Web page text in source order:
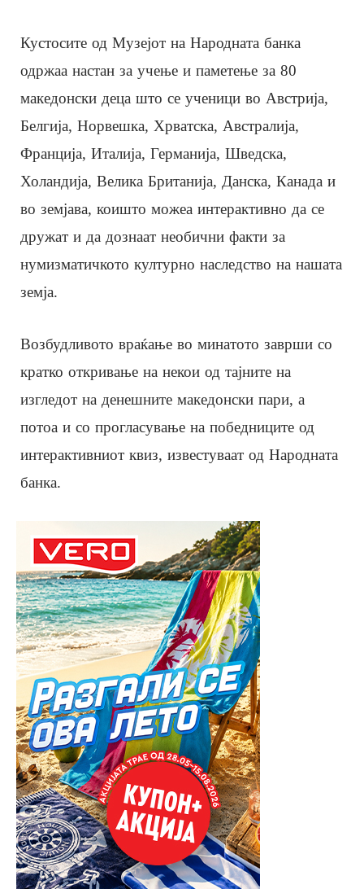
Кустосите од Музејот на Народната банка
одржаа настан за учење и паметење за 80
македонски деца што се ученици во Австрија,
Белгија, Норвешка, Хрватска, Австралија,
Франција, Италија, Германија, Шведска,
Холандија, Велика Британија, Данска, Канада и
во земјава, коишто можеа интерактивно да се
дружат и да дознаат необични факти за
нумизматичкото културно наследство на нашата
земја.
Возбудливото враќање во минатото заврши со
кратко откривање на некои од тајните на
изгледот на денешните македонски пари, а
потоа и со прогласување на победниците од
интерактивниот квиз, известуваат од Народната
банка.